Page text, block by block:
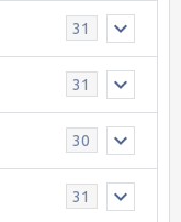
31
31
30
31